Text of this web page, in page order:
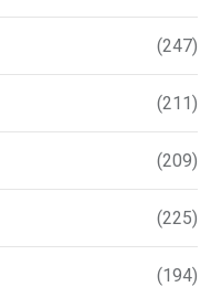
(247)
(211)
(209)
(225)
(194)